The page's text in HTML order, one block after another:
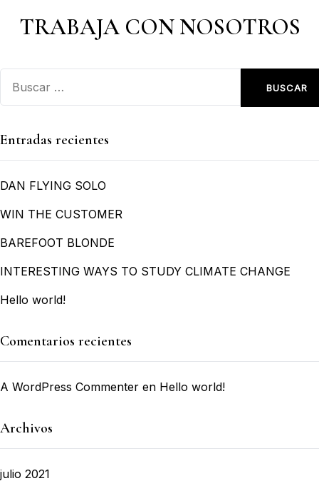
TRABAJA CON NOSOTROS
Entradas recientes
DAN FLYING SOLO
WIN THE CUSTOMER
BAREFOOT BLONDE
INTERESTING WAYS TO STUDY CLIMATE CHANGE
Hello world!
Comentarios recientes
A WordPress Commenter en Hello world!
Archivos
julio 2021